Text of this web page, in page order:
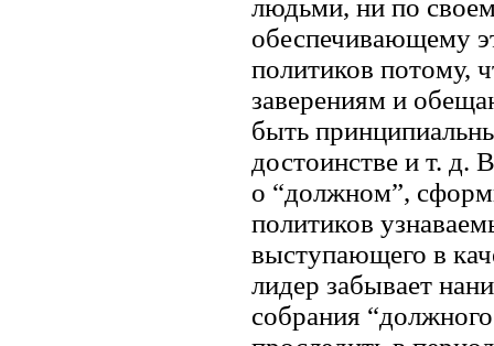
людьми, ни по
обеспечивающему
политиков потому,
заверениям и
быть
достоинстве и т. д.
о “должном”,
политиков
выступающего в
лидер забывает
собрания